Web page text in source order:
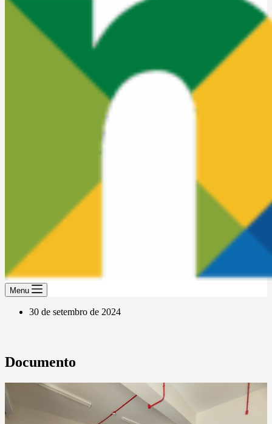
Menu
30 de setembro de 2024
Documento